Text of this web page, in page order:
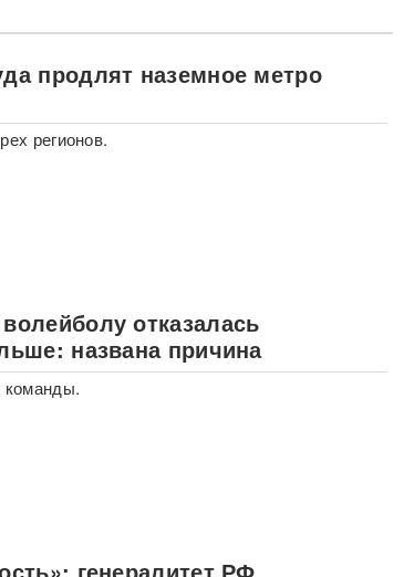
продлят наземное метро
регионов.
отказалась
названа причина
команды.